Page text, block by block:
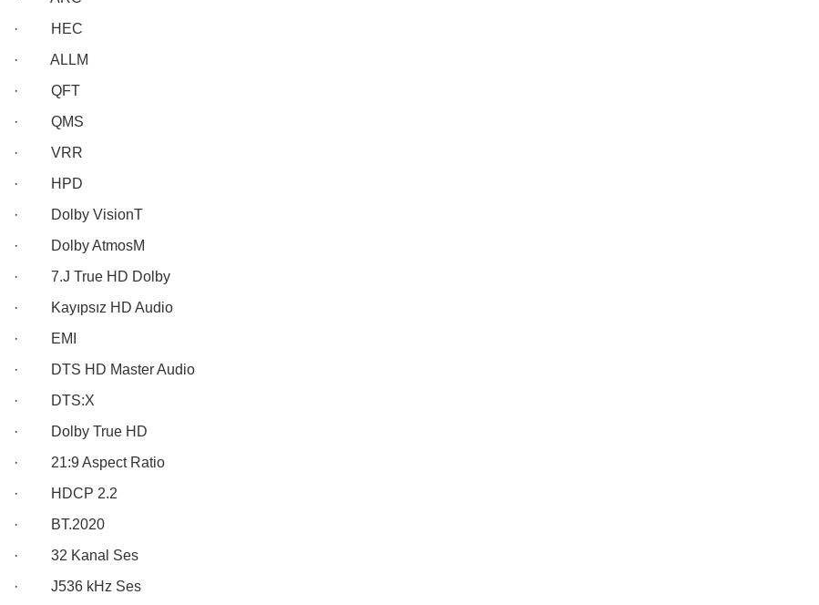
·
HEC
· ALLM
· QFT
· QMS
· VRR
·
HPD
·
Dolby VisionT
·
Dolby AtmosM
· 7.J True HD Dolby
·
Kayıpsız HD Audio
·
EMI
·
DTS HD Master Audio
·
DTS:X
·
Dolby True HD
· 21:9 Aspect Ratio
·
HDCP 2.2
·
BT.2020
· 32 Kanal Ses
· J536 kHz Ses